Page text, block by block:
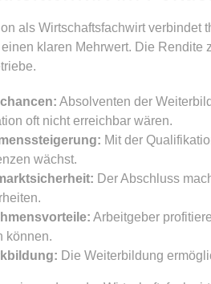
als Wirtschaftsfachwirt verbindet
klaren Mehrwert. Die
Absolventen der
oft nicht erreichbar wären.
Mit der
wächst.
Der Abschluss
Arbeitgeber
können.
Die Weiterbildung